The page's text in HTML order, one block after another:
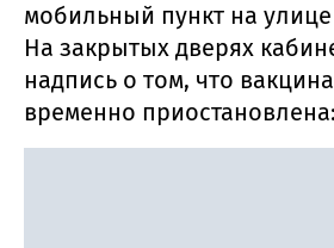
мобильный пункт на
На закрытых дверях
надпись о том, что
временно приостановлена: